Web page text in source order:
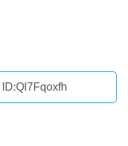
ID:Ql7Fqoxfh